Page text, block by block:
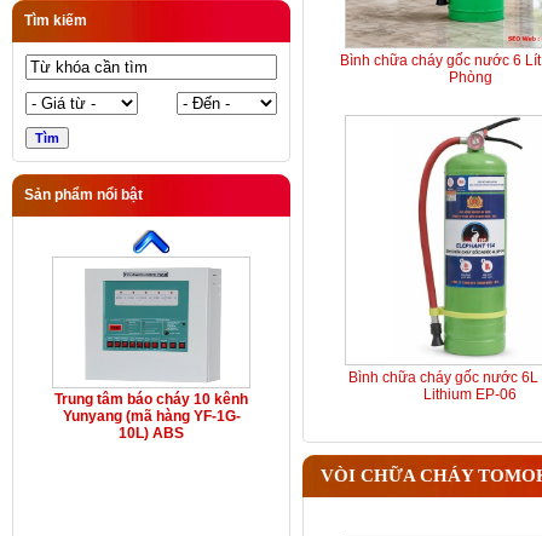
Tìm kiếm
Sản phẩm nổi bật
Trung tâm báo cháy 10 kênh
Yunyang (mã hàng YF-1G-
10L) ABS
Bình chữa cháy gốc nước 6
Phòng
Bình chữa cháy gốc nước 6L
Lithium EP-06
VÒI CHỮA CHÁY